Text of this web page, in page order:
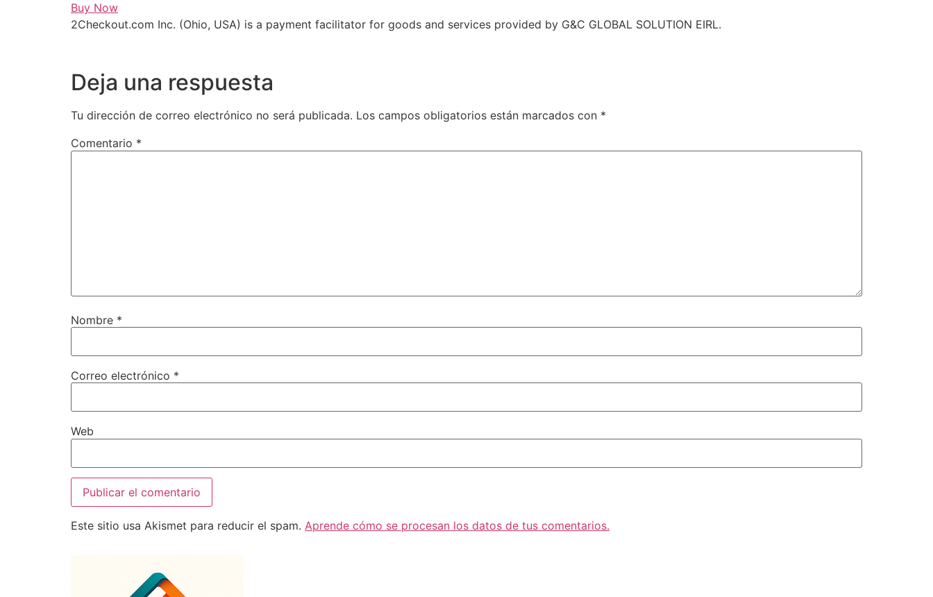
Buy Now
2Checkout.com Inc. (Ohio, USA) is a payment facilitator for goods and services provided by G&C GLOBAL SOLUTION EIRL.
Deja una respuesta
Tu dirección de correo electrónico no será publicada. Los campos obligatorios están marcados con *
Comentario *
Nombre *
Correo electrónico *
Web
Este sitio usa Akismet para reducir el spam. Aprende cómo se procesan los datos de tus comentarios.